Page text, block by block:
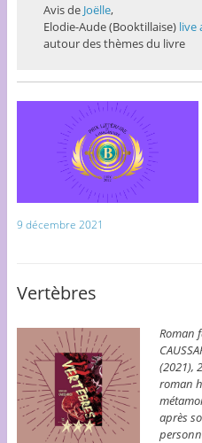
Avis de Joëlle,
Elodie-Aude (Booktillaise) live
autour des thèmes du livre
9 décembre 2021
Vertèbres
Roman
(2021),
roman
après